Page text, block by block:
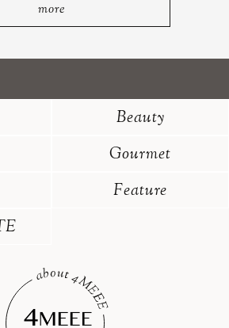
more
Beauty
Gourmet
Feature